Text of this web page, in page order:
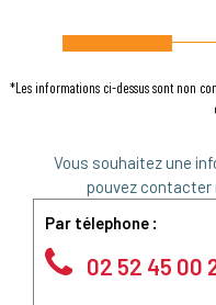
*Les informations ci-dessus sont non
Vous souhaitez une
pouvez contacter
Par télephone :
02 52 45 00